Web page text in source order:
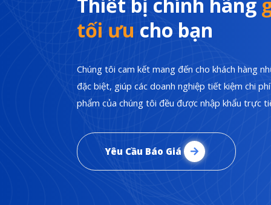
Thiết bị chính hãng
tối ưu cho bạn
Chúng tôi cam kết mang đến cho khách hàng
đặc biệt, giúp các doanh nghiệp tiết kiệm chi
phẩm của chúng tôi đều được nhập khẩu trực
Yêu Cầu Báo Giá